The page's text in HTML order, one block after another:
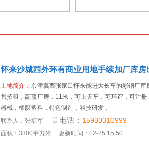
怀来沙城西外环有商业用地手续加厂库房
土地简介： 京津冀西张家口怀来能进大长车的彩钢厂库
售招租，高顶厂房，11米，可上天车，可环评，可注
器械，橡胶塑料，特色制造，科技研发，
联系人： 张福军 电话： 15930310999
面积：3300平方米 更新时间：12-25 15:50